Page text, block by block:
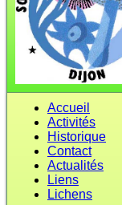
Accueil
Activités
Historique
Contact
Actualités
Liens
Lichens